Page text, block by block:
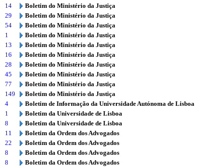
14
Boletim do Ministério da Justiça
29
Boletim do Ministério da Justiça
54
Boletim do Ministério da Justiça
1
Boletim do Ministério da Justiça
13
Boletim do Ministério da Justiça
16
Boletim do Ministério da Justiça
28
Boletim do Ministério da Justiça
45
Boletim do Ministério da Justiça
77
Boletim do Ministério da Justiça
149
Boletim do Ministério da Justiça
4
Boletim de Informação da Universidade Autónoma de Lisboa
1
Boletim da Universidade de Lisboa
8
Boletim da Universidade de Lisboa
11
Boletim da Ordem dos Advogados
22
Boletim da Ordem dos Advogados
8
Boletim da Ordem dos Advogados
8
Boletim da Ordem dos Advogados